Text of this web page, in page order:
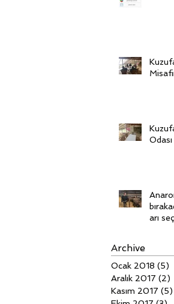
Odası
arı
Archive
Ocak 2018 (5)
Aralık 2017 (2)
Kasım 2017 (5)